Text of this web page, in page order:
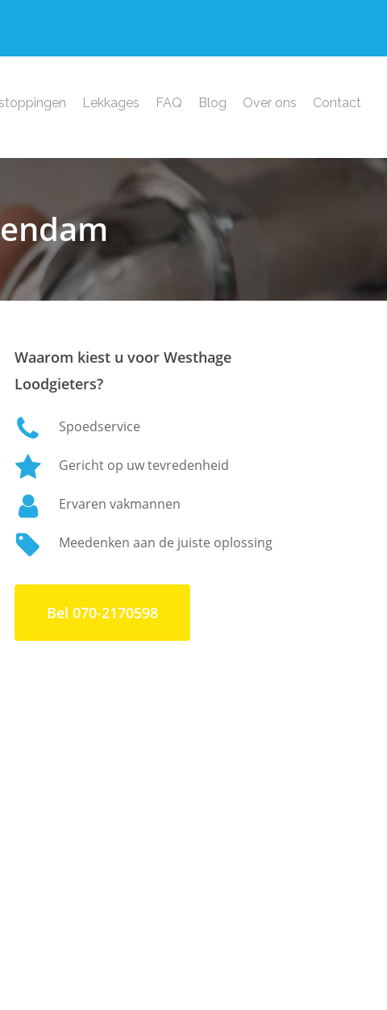
Lekkages FAQ Blog Over ons Contact
Waarom kiest u voor Westhage
Loodgieters?
Spoedservice
Gericht op uw tevredenheid
Ervaren vakmannen
Meedenken aan de juiste oplossing
Bel 070-2170598